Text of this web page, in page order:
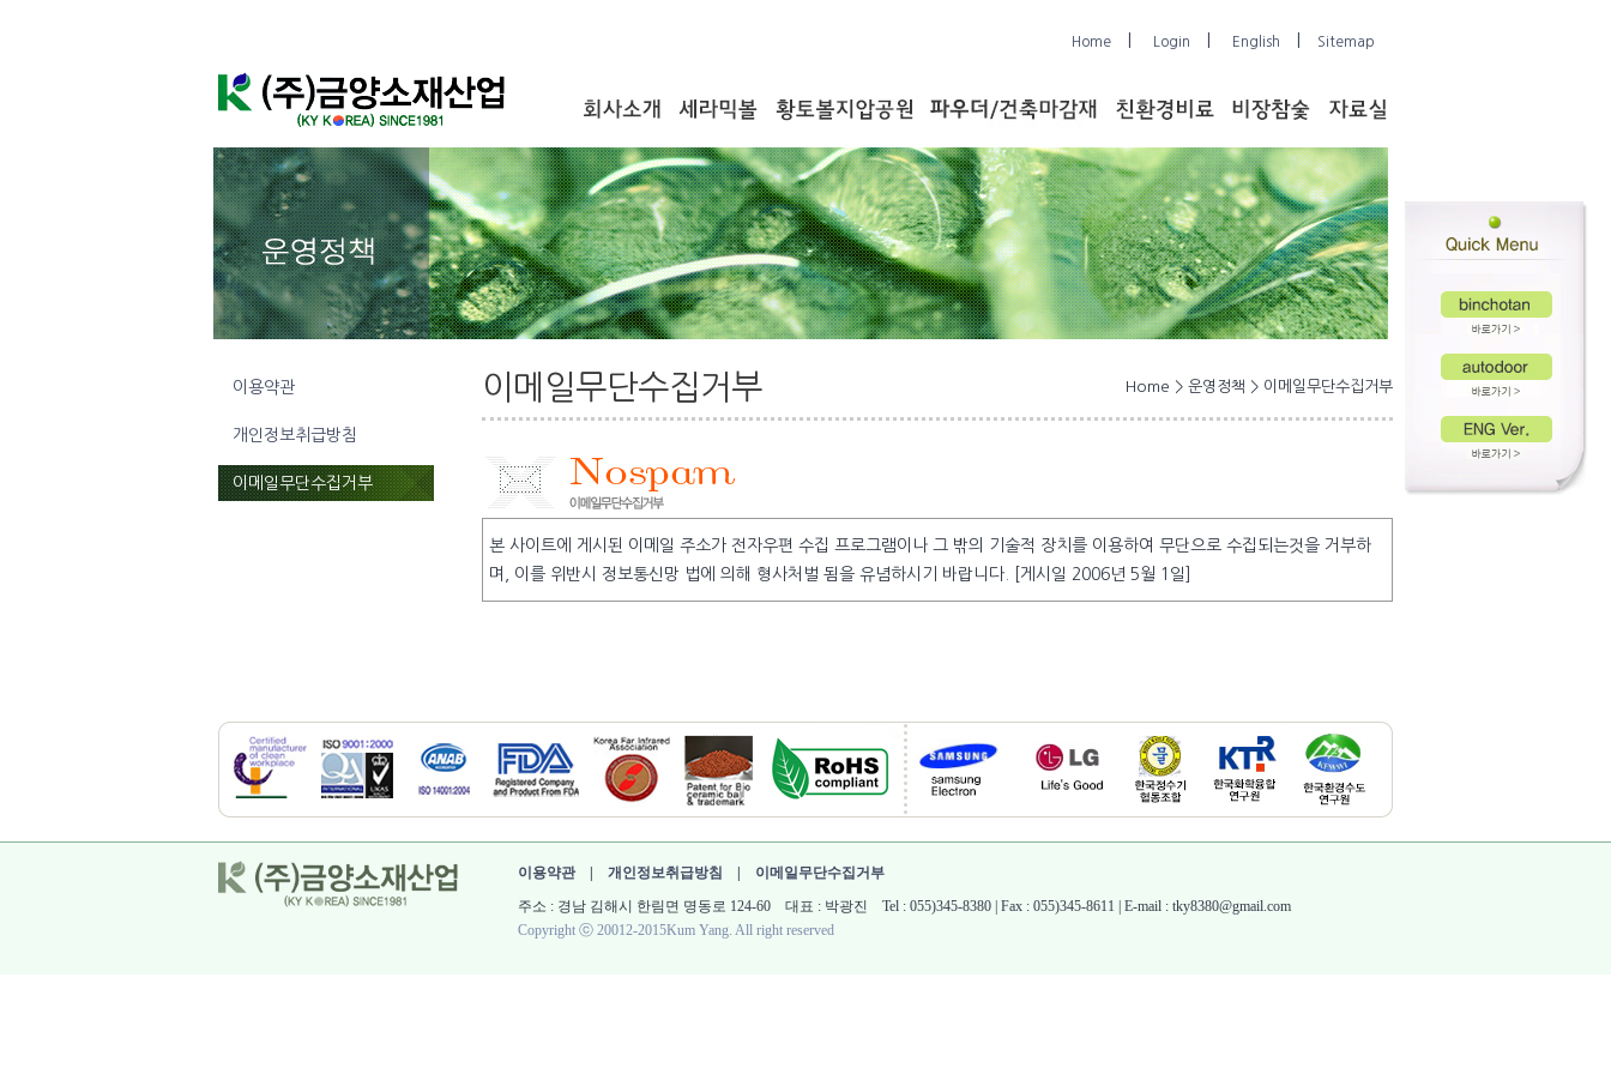
Home Login English Sitemap
이용약관
개인정보취급방침
이메일무단수집거부
이메일무단수집거부 Home > 운영정책 > 이메일무단수집거부
본 사이트에 게시된 이메일 주소가 전자우편 수집 프로그램이나 그 밖의 기술적 장치를 이용하여 무단으로 수집되는것을 거부하
며, 이를 위반시 정보통신망 법에 의해 형사처벌 됨을 유념하시기 바랍니다. [게시일 2006년 5월 1일]
이용약관| 개인정보취급방침
이메일무단수집거부
주소 : 경남 김해시 한림면 명동로 124-60 대표 : 박광진 Tel : 055)345-8380 | Fax : 055)345-8611 | E-mail : tky8380@gmail.com
Copyright ⓒ 20012-2015Kum Yang. All right reserved